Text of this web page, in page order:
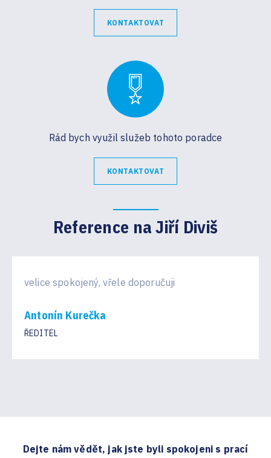
KONTAKTOVAT
Rád bych využil služeb tohoto poradce
KONTAKTOVAT
Reference na Jiří Diviš
velice spokojený, vřele doporučuji
Antonín Kurečka
ŘEDITEL
Dejte nám vědět, jak jste byli spokojeni s prací